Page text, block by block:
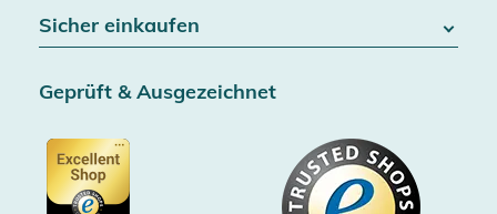
Widerrufsrecht
Vertrag widerrufen
AGB & Kundeninformationen
Datenschutz
Cookie-Einstellungen
Blog
Jobs
Gutscheine
Showroom Düsseldorf
Impressum
Sicher einkaufen
SSL-Verschlüsselung
Zertifiziert durch Trusted Shops
Käuferschutz bis 20000€
Gratis Versand ab 100€ Bestellwert (in DE/AT)
Geprüft & Ausgezeichnet